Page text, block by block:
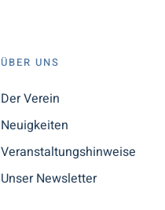
ÜBER UNS
Der Verein
Neuigkeiten
Veranstaltungshinweise
Unser Newsletter